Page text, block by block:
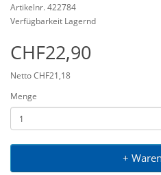
Artikelnr. 422784
Verfügbarkeit Lagernd
CHF22,90
Netto CHF21,18
Menge
+